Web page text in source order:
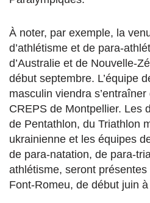
À noter, par exemple, la
d’athlétisme et de para-
d’Australie et de Nouvelle-
début septembre. L’équipe
masculin viendra
CREPS de Montpellier. Les
de Pentathlon, du Triathlon
ukrainienne et les équipes
de para-natation, de para-
athlétisme, seront
Font-Romeu, de début juin